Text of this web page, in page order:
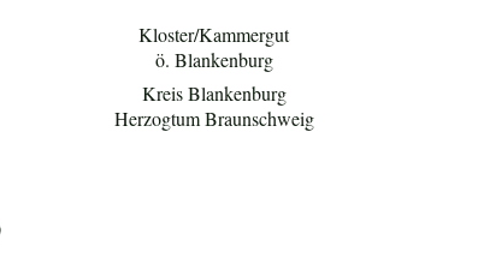
Kloster/Kammergut
ö. Blankenburg
Kreis Blankenburg
Herzogtum Braunschweig